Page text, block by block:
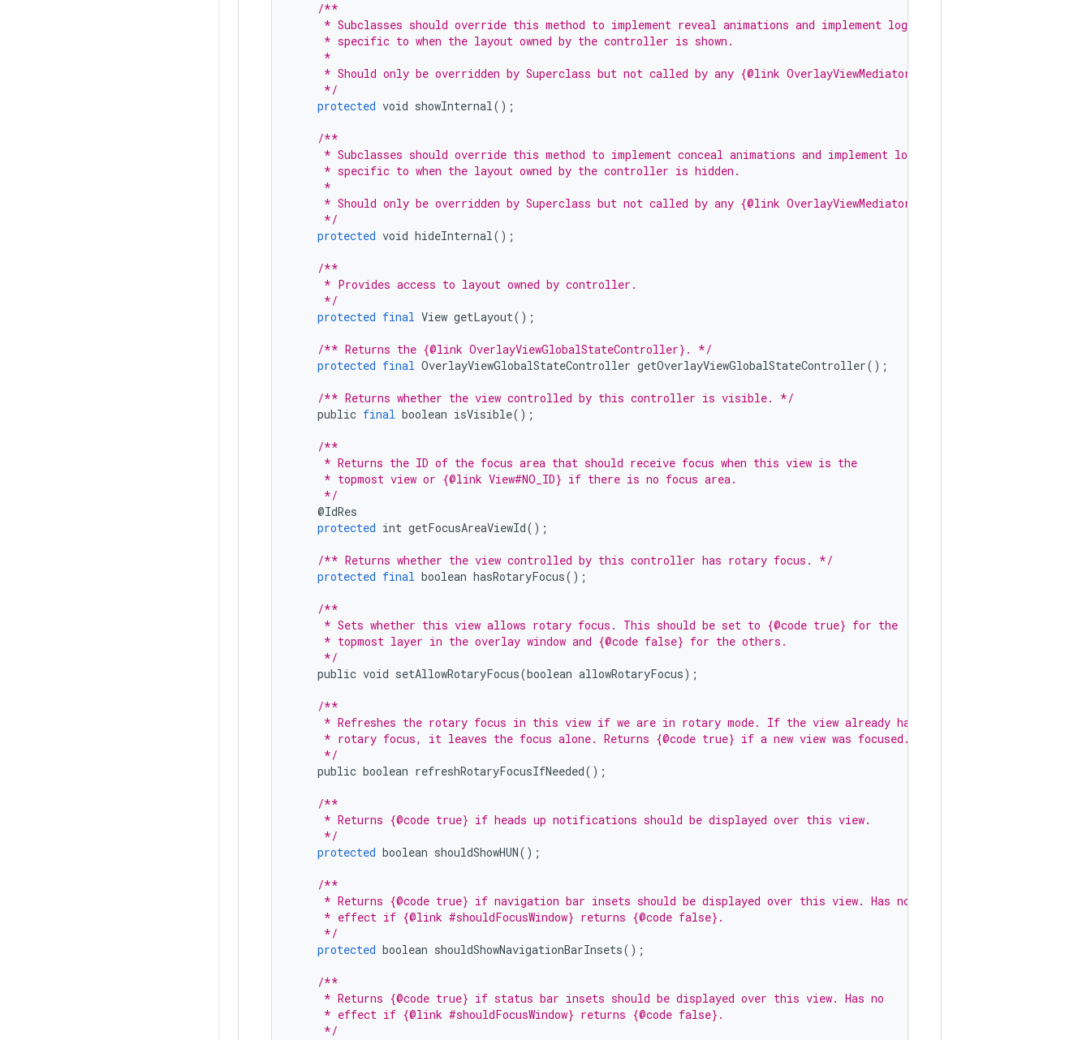
/**
     * Subclasses should override this method to implement reveal animations and implement logic
     * specific to when the layout owned by the controller is shown.
     *
     * Should only be overridden by Superclass but not called by any {@link OverlayViewMediator}.
     */
protected void showInternal();
/**
     * Subclasses should override this method to implement conceal animations and implement logic
     * specific to when the layout owned by the controller is hidden.
     *
     * Should only be overridden by Superclass but not called by any {@link OverlayViewMediator}.
     */
protected void hideInternal();
/**
     * Provides access to layout owned by controller.
     */
protected final View getLayout();
/** Returns the {@link OverlayViewGlobalStateController}. */
protected final OverlayViewGlobalStateController getOverlayViewGlobalStateController();
/** Returns whether the view controlled by this controller is visible. */
public final boolean isVisible();
/**
     * Returns the ID of the focus area that should receive focus when this view is the
     * topmost view or {@link View#NO_ID} if there is no focus area.
     */
@IdRes
protected int getFocusAreaViewId();
/** Returns whether the view controlled by this controller has rotary focus. */
protected final boolean hasRotaryFocus();
/**
     * Sets whether this view allows rotary focus. This should be set to {@code true} for the
     * topmost layer in the overlay window and {@code false} for the others.
     */
public void setAllowRotaryFocus(boolean allowRotaryFocus);
/**
     * Refreshes the rotary focus in this view if we are in rotary mode. If the view already has
     * rotary focus, it leaves the focus alone. Returns {@code true} if a new view was focused.
     */
public boolean refreshRotaryFocusIfNeeded();
/**
     * Returns {@code true} if heads up notifications should be displayed over this view.
     */
protected boolean shouldShowHUN();
/**
     * Returns {@code true} if navigation bar insets should be displayed over this view. Has no
     * effect if {@link #shouldFocusWindow} returns {@code false}.
     */
protected boolean shouldShowNavigationBarInsets();
/**
     * Returns {@code true} if status bar insets should be displayed over this view. Has no
     * effect if {@link #shouldFocusWindow} returns {@code false}.
     */